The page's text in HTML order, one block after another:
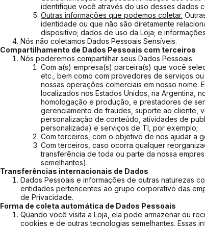
identifique você através do uso desses dados
Outras informações que podemos coletar.
identidade ou que não são diretamente
dispositivo; dados de uso da Loja; e
Nós não coletamos Dados Pessoais Sensíveis.
Compartilhamento de Dados Pessoais com terceiros
Nós poderemos compartilhar seus Dados Pessoais:
Com a(s) empresa(s) parceira(s) que você
etc., bem como com provedores de serviços
nossas operações comerciais em nosso
localizados nos Estados Unidos, na Argentina,
homologação e produção, e prestadores de
gerenciamento de fraudes, suporte ao cliente,
personalização de conteúdo, atividades de
personalizada) e serviços de TI, por exemplo;
Com terceiros, com o objetivo de nos ajudar a
Com terceiros, caso ocorra qualquer
transferência de toda ou parte da nossa
semelhantes).
Transferências internacionais de Dados
Dados Pessoais e informações de outras naturezas
entidades pertencentes ao grupo corporativo das
de Privacidade.
Forma de coleta automática de Dados Pessoais
Quando você visita a Loja, ela pode armazenar ou
cookies e de outras tecnologias semelhantes. Essas